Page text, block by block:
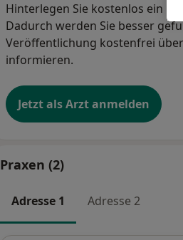
Hinterlegen Sie kostenlos ein
Dadurch werden Sie besser
Veröffentlichung kostenfrei
informieren.
Jetzt als Arzt anmelden
Praxen (2)
Adresse 1 Adresse 2